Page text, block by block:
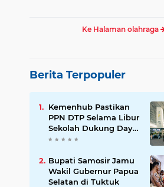
Ke Halaman olahraga
Berita Terpopuler
Kemenhub Pastikan
PPN DTP Selama Libur
Sekolah Dukung Daya
Beli Masyarakat
Bupati Samosir Jamu
Wakil Gubernur Papua
Selatan di Tuktuk